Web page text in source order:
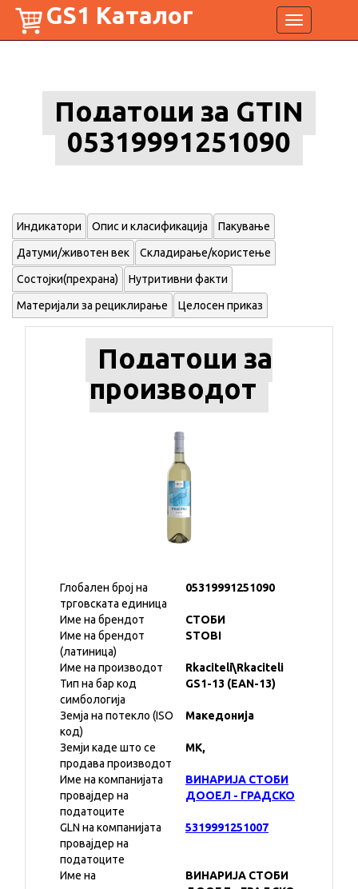
Toggle
navigation
GS1 Каталог
Податоци за GTIN
05319991251090
Индикатори Опис и класификација Пакување
Датуми/животен век Складирање/користење
Состојки(прехрана) Нутритивни факти
Материјали за рециклирање Целосен приказ
Податоци за
производот
Глобален број на
трговската единица
05319991251090
Име на брендот
СТОБИ
Име на брендот
(латиница)
STOBI
Име на производот
Rkaciteli\Rkaciteli
Тип на бар код
симбологија
GS1-13 (EAN-13)
Земја на потекло (ISO
код)
Македонија
Земји каде што се
продава производот
MK,
Име на компанијата
провајдер на
податоците
ВИНАРИЈА СТОБИ
ДООЕЛ - ГРАДСКО
GLN на компанијата
провајдер на
податоците
5319991251007
Име на
ВИНАРИЈА СТОБИ